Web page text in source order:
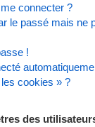
connecter ?
le passé mais ne
!
cookies » ?
des